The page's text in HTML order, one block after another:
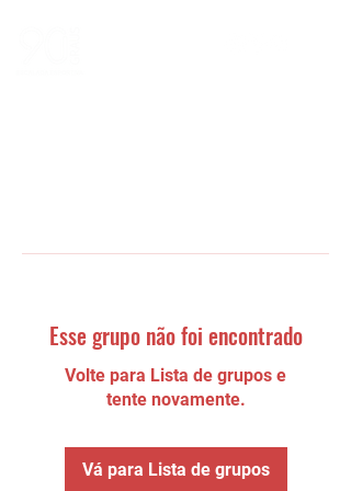
Esse grupo não foi encontrado
Volte para Lista de grupos e
tente novamente.
Vá para Lista de grupos